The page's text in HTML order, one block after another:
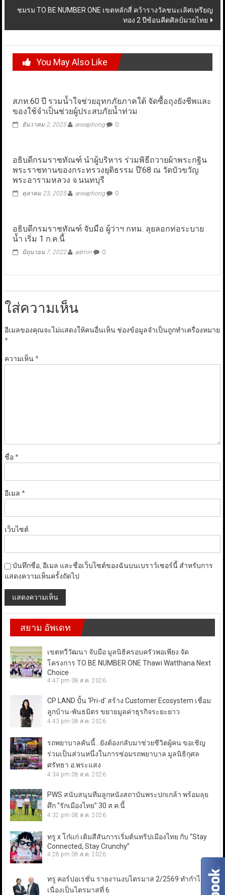
ชมรม TO BE NUMBER ONE เขตหลักสี่ คว้ารางวัลชนะเลิศเหรียญ
ทอง 2 ปีซ้อนคีตศิลป์มวยไทย
You May Also Like
สภท.60 ปี รวมน้ำใจช่วยอุทกภัยภาคใต้ จัดซื้อถุงยังชีพและ
ของใช้จำเป็นช่วยผู้ประสบภัยน้ำท่วม
ธันวาคม 2, 2025 aneaphong 0
อธิบดีกรมราชทัณฑ์ นำผู้บริหาร ร่วมพิธีถวายผ้าพระกฐิน
พระราชทานของกระทรวงยุติธรรม ปี’68 ณ วัดบัวขวัญ
พระอารามหลวง จ.นนทบุรี
ตุลาคม 23, 2025 aneaphong 0
อธิบดีกรมราชทัณฑ์ จับมือ ผู้ว่าฯ กทม. ลุยลอกท่อระบาย
น้ำ เริ่ม 1 ก.ค.นี้
มิถุนายน 7, 2022 admin 0
ใส่ความเห็น
อีเมลของคุณจะไม่แสดงให้คนอื่นเห็น ช่องข้อมูลจำเป็นถูกทำเครื่องหมาย
*
ความเห็น*
ชื่อ*
อีเมล *
เว็บไซต์
บันทึกชื่อ, อีเมล และชื่อเว็บไซต์ของฉันบนเบราว์เซอร์นี้ สำหรับการ
แสดงความเห็นครั้งถัดไป
สยาม อัพเดท
เขตทวีวัฒนา จับมือ มูลนิธิครอบครัวพอเพียง จัด
โครงการ TO BE NUMBER ONE Thawi Watthana Next
Choice
4:47 pm 08 ส.ค. 2026
CP LAND ปั้น ‘Pri-d’ สร้าง Customer Ecosystem เชื่อม
ลูกบ้าน-พันธมิตร ขยายมูลค่าธุรกิจระยะยาว
4:43 pm 08 ส.ค. 2026
รถพยาบาลคันนี้…ยังต้องกลับมาช่วยชีวิตผู้คน ขอเชิญ
ร่วมเป็นส่วนหนึ่งในการซ่อมรถพยาบาล มูลนิธิกุศล
ศรัทธา อ.พระแสง
4:34 pm 08 ส.ค. 2026
PWS สนับสนุนทีมลูกหนังสถาบันพระปกเกล้า พร้อมลุย
ศึก “รักเมืองไทย” 30 ส.ค.นี้
4:32 pm 08 ส.ค. 2026
ทรู x โก๋แก่ เติมสีสันการเริ่มต้นทริปเมืองไทย กับ “Stay
Connected, Stay Crunchy”
4:28 pm 08 ส.ค. 2026
ทรู คอร์ปอเรชั่น รายงานงบไตรมาส 2/2569 ทำกำไรต่อ
เนื่องเป็นไตรมาสที่ 6